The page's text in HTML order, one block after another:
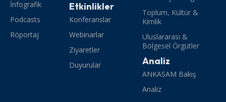
İnfografik
Podcasts
Röportaj
Etkinlikler
Konferanslar
Webinarlar
Ziyaretler
Duyurular
Toplum, Kültür &
Kimlik
Uluslararası &
Bölgesel Örgütler
Analiz
ANKASAM Bakış
Analiz